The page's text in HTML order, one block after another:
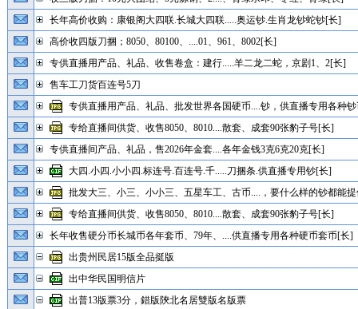
长年高价收购：康银阁大四联.长城大四联.....奥运钞.生肖龙钞蛇钞[长]
高价收四版刀捆；8050、80100、....01、961、8002[长]
专供直播用产品、礼品、收售卷盒：建行.....羊二龙二蛇，京剧1、2[长]
售车工刀货百连号5刀
专供直播用产品、礼品、批发世界各国硬币....钞，供直播专用各种
专给直播间供货、收售8050、8010....散套、成套90张豹子号[长]
专供直播间产品、礼品，售2026年金套....各年金钱3克6克20克[长]
大四.小四.小小四.标连号.百连号.千.....刀捆条.供直播专用钞[长]
批发大三、小三、小小三、五星车工、古币....，要什么样的钞都能
专给直播间供货、收售8050、8010....散套、成套90张豹子号[长]
长年收售硬分币长城币各年套币、79年、....供直播专用各种硬币套币[长]
出贵州民居15版全品挺版
出中华民国明信片
出普13版票3分，錯版陝北名居雙版名版票